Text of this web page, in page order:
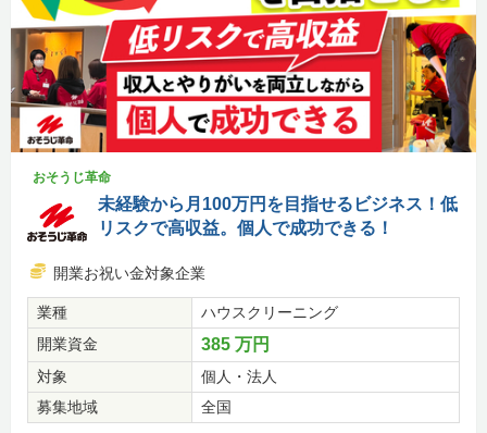
おそうじ革命
未経験から月100万円を目指せるビジネス！低
リスクで高収益。個人で成功できる！
開業お祝い金対象企業
業種
ハウスクリーニング
開業資金
385 万円
対象
個人・法人
募集地域
全国